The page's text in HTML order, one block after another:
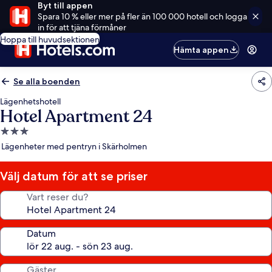
Byt till appen
Spara 10 % eller mer på fler än 100 000 hotell och logga
in för att tjäna förmåner
Hoppa till huvudsektionen
Hämta appen
Se alla boenden
Lägenhetshotell
Hotel Apartment 24
3.0-
stjärnigt
Lägenheter med pentryn i Skärholmen
Välj datum för att se priser
Vart reser du?
Datum